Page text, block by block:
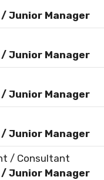
Junior Manager
Junior Manager
Junior Manager
Junior Manager
/ Consultant
Junior Manager